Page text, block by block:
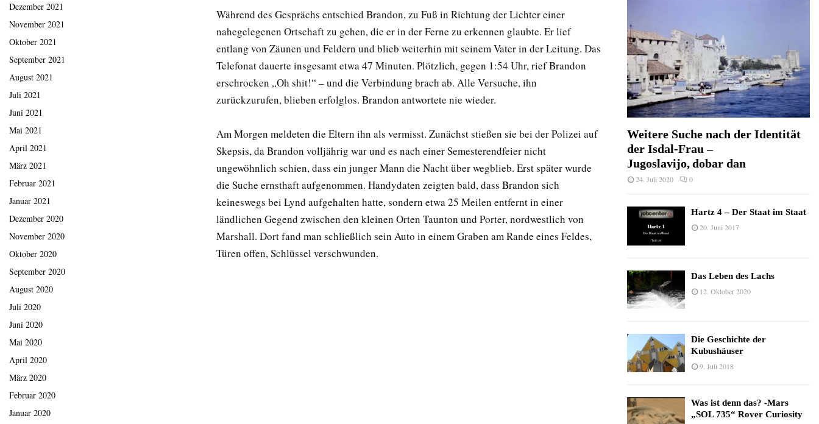
Während des Gesprächs entschied Brandon, zu Fuß in Richtung der Lichter einer
nahegelegenen Ortschaft zu gehen, die er in der Ferne zu erkennen glaubte. Er lief
entlang von Zäunen und Feldern und blieb weiterhin mit seinem Vater in der Leitung. Das
Telefonat dauerte insgesamt etwa 47 Minuten. Plötzlich, gegen 1:54 Uhr, rief Brandon
erschrocken „Oh shit!“ – und die Verbindung brach ab. Alle Versuche, ihn
zurückzurufen, blieben erfolglos. Brandon antwortete nie wieder.
Am Morgen meldeten die Eltern ihn als vermisst. Zunächst stießen sie bei der Polizei auf
Skepsis, da Brandon volljährig war und es nach einer Semesterendfeier nicht
ungewöhnlich schien, dass ein junger Mann die Nacht über wegblieb. Erst später wurde
die Suche ernsthaft aufgenommen. Handydaten zeigten bald, dass Brandon sich
keineswegs bei Lynd aufgehalten hatte, sondern etwa 25 Meilen entfernt in einer
ländlichen Gegend zwischen den kleinen Orten Taunton und Porter, nordwestlich von
Marshall. Dort fand man schließlich sein Auto in einem Graben am Rande eines Feldes,
Türen offen, Schlüssel verschwunden.
Dezember 2021
November 2021
Oktober 2021
September 2021
August 2021
Juli 2021
Juni 2021
Mai 2021
April 2021
März 2021
Februar 2021
Januar 2021
Dezember 2020
November 2020
Oktober 2020
September 2020
August 2020
Juli 2020
Juni 2020
Mai 2020
April 2020
März 2020
Februar 2020
Januar 2020
Weitere Suche nach der Identität
der Isdal-Frau –
Jugoslavijo, dobar dan
24. Juli 2020 0
Hartz 4 – Der Staat im Staat
20. Juni 2017
Das Leben des Lachs
12. Oktober 2020
Die Geschichte der
Kubushäuser
9. Juli 2018
Was ist denn das? -Mars
„SOL 735“ Rover Curiosity